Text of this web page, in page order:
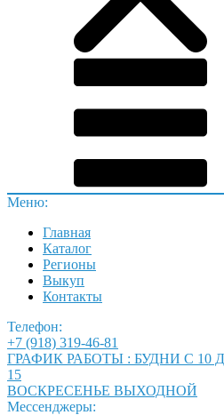
Меню:
Главная
Каталог
Регионы
Выкуп
Контакты
Телефон:
+7 (918) 319-46-81
ГРАФИК РАБОТЫ : БУДНИ С 10
15
ВОСКРЕСЕНЬЕ ВЫХОДНОЙ
Мессенджеры: